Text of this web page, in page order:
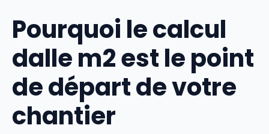
Pourquoi le calcul
dalle m2 est le point
de départ de votre
chantier